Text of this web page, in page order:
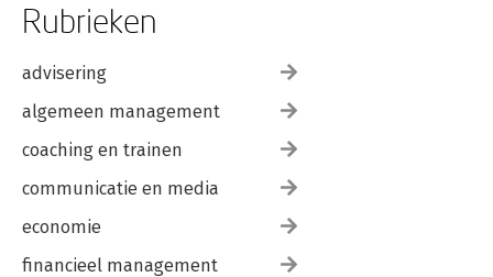
Rubrieken
advisering
algemeen management
coaching en trainen
communicatie en media
economie
financieel management